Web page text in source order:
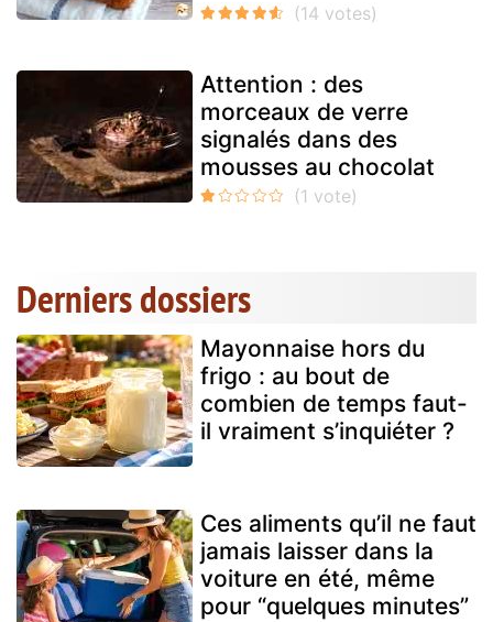
Attention : des
morceaux de verre
signalés dans des
mousses au chocolat
Derniers dossiers
Mayonnaise hors du
frigo : au bout de
combien de temps faut-
il vraiment s’inquiéter ?
Ces aliments qu’il ne faut
jamais laisser dans la
voiture en été, même
pour “quelques minutes”